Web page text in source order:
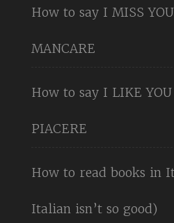
How to say I MISS
MANCARE
How to say I LIKE
PIACERE
How to read books in
Italian isn’t so good)